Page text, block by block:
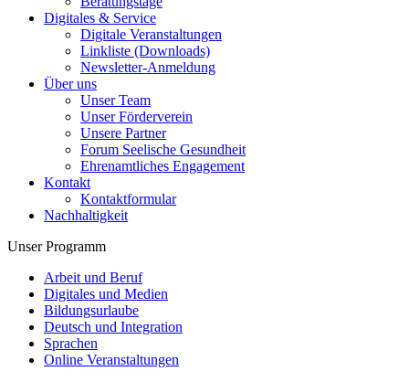
Digitales & Service
Digitale Veranstaltungen
Linkliste (Downloads)
Newsletter-Anmeldung
Über uns
Unser Team
Unser Förderverein
Unsere Partner
Forum Seelische Gesundheit
Ehrenamtliches Engagement
Kontakt
Kontaktformular
Nachhaltigkeit
Unser Programm
Arbeit und Beruf
Digitales und Medien
Bildungsurlaube
Deutsch und Integration
Sprachen
Online Veranstaltungen